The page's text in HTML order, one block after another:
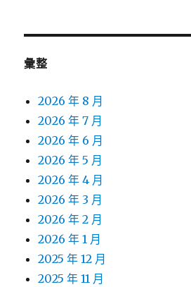
彙整
2026 年 8 月
2026 年 7 月
2026 年 6 月
2026 年 5 月
2026 年 4 月
2026 年 3 月
2026 年 2 月
2026 年 1 月
2025 年 12 月
2025 年 11 月